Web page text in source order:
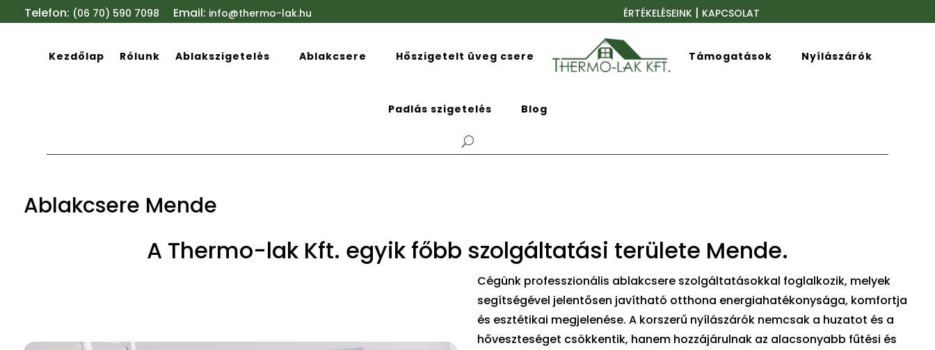
Telefon: (06 70) 590 7098 Email: info@thermo-lak.hu ÉRTÉKELÉSEINK| KAPCSOLAT
Kezdőlap Rólunk Ablakszigetelés Ablakcsere Hőszigetelt üveg csere Támogatások Nyílászárók
Padlás szigetelés Blog
Ablakcsere Mende
A Thermo-lak Kft. egyik főbb szolgáltatási területe Mende.
Cégünk professzionális ablakcsere szolgáltatásokkal foglalkozik, melyek
segítségével jelentősen javítható otthona energiahatékonysága, komfortja
és esztétikai megjelenése. A korszerű nyílászárók nemcsak a huzatot és a
hőveszteséget csökkentik, hanem hozzájárulnak az alacsonyabb fűtési és